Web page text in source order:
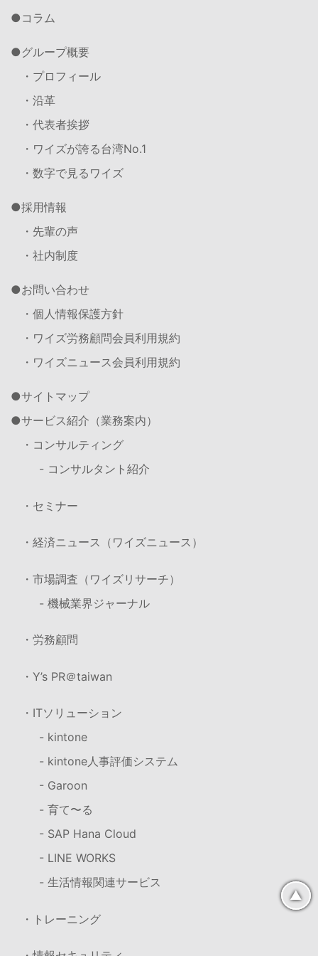
コラム
グループ概要
・プロフィール
・沿革
・代表者挨拶
・ワイズが誇る台湾No.1
・数字で見るワイズ
採用情報
・先輩の声
・社内制度
お問い合わせ
・個人情報保護方針
・ワイズ労務顧問会員利用規約
・ワイズニュース会員利用規約
サイトマップ
サービス紹介（業務案内）
・コンサルティング
- コンサルタント紹介
・セミナー
・経済ニュース（ワイズニュース）
・市場調査（ワイズリサーチ）
- 機械業界ジャーナル
・労務顧問
・Y’s PR＠taiwan
・ITソリューション
- kintone
- kintone人事評価システム
- Garoon
- 育て〜る
- SAP Hana Cloud
- LINE WORKS
- 生活情報関連サービス
・トレーニング
▲